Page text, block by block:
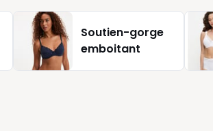
Soutien-gorge
emboitant